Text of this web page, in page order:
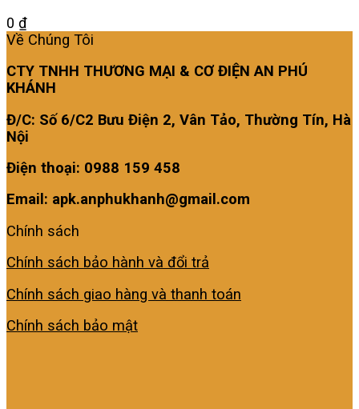
0 ₫
Về Chúng Tôi
CTY TNHH THƯƠNG MẠI & CƠ ĐIỆN AN PHÚ
KHÁNH
Đ/C: Số 6/C2 Bưu Điện 2, Vân Tảo, Thường Tín, Hà
Nội
Điện thoại: 0988 159 458
Email: apk.anphukhanh@gmail.com
Chính sách
Chính sách bảo hành và đổi trả
Chính sách giao hàng và thanh toán
Chính sách bảo mật